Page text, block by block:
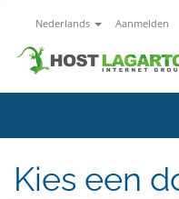
Nederlands Aanmelden
Kies een